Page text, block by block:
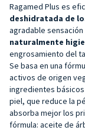
Ragamed Plus es
deshidratada de
agradable
naturalmente
engrosamiento del
Se basa en una
activos de origen
ingredientes
piel, que reduce la
absorba mejor los
fórmula: aceite de